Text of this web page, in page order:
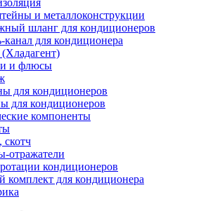
и металлоконструкции
шланг для кондиционеров
канал для кондиционера
и флюсы
для кондиционеров
для кондиционеров
компоненты
отражатели
кондиционеров
комплект для кондиционера